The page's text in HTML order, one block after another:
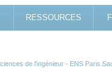
RESSOURCES
de l'ingénieur - ENS Paris